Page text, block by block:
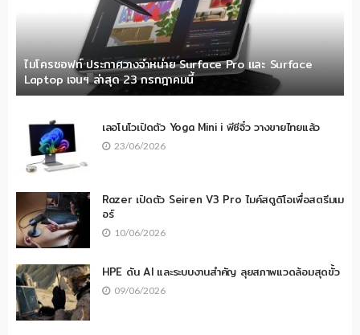
ไมโครซอฟท์ ประกาศวางจำหน่าย Surface Pro และ Surface
Laptop เจนฯ ล่าสุด 23 กรกฎาคมนี้
เลอโนโวเปิดตัว Yoga Mini i พีซีจิ๋ว วางขายไทยแล้ว
23/06/2026
Razer เปิดตัว Seiren V3 Pro ไมค์สตูดิโอเพื่อสตรีมเม
อร์
10/06/2026
HPE ดัน AI และระบบงานสำคัญ ลุยสภาพแวดล้อมสุดขั้ว
09/06/2026